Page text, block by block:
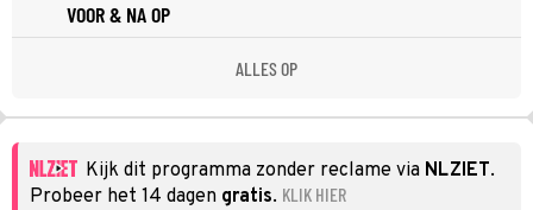
VOOR & NA OP
ALLES OP
Kijk dit programma zonder reclame via NLZIET.
Probeer het 14 dagen gratis. KLIK HIER